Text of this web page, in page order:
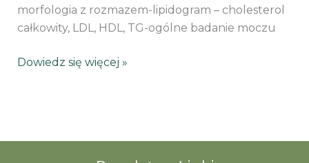
morfologia z rozmazem-lipidogram – cholesterol
całkowity, LDL, HDL, TG-ogólne badanie moczu
Dowiedz się więcej »